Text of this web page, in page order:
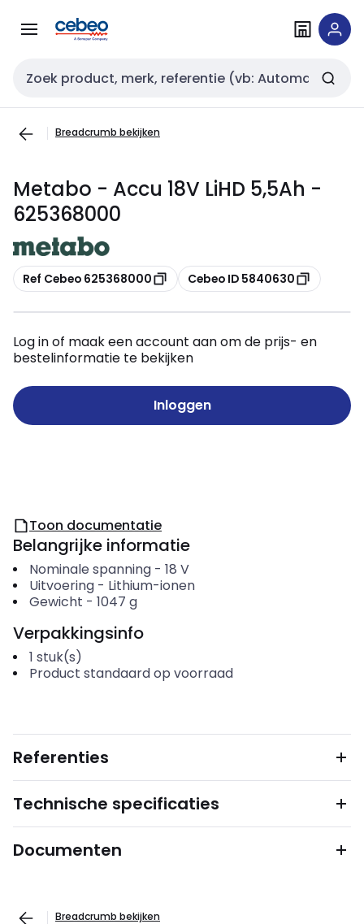
naar
naar
Zoekveld invoer
Breadcrumb bekijken
Metabo - Accu 18V LiHD 5,5Ah -
625368000
Kopiëren
Ref Cebeo 625368000 Kopiëren
Cebeo ID 5840630
Log in of maak een account aan om de prijs- en
bestelinformatie te bekijken
Inloggen
Toon documentatie
Belangrijke informatie
Nominale spanning- 18 V
Uitvoering- Lithium-ionen
Gewicht - 1047 g
Verpakkingsinfo
1 stuk(s)
Product standaard op voorraad
Referenties
Technische specificaties
Documenten
Breadcrumb bekijken